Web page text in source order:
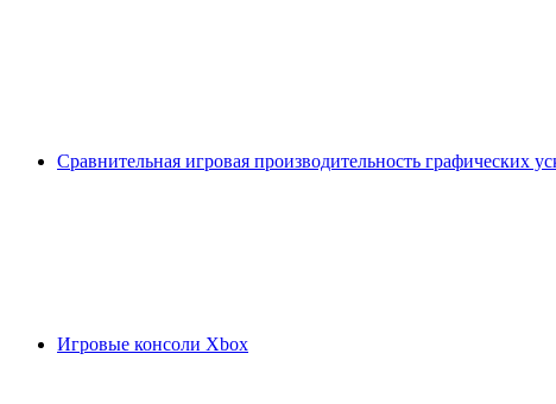
Сравнительная игровая производительность графических
Игровые консоли Xbox